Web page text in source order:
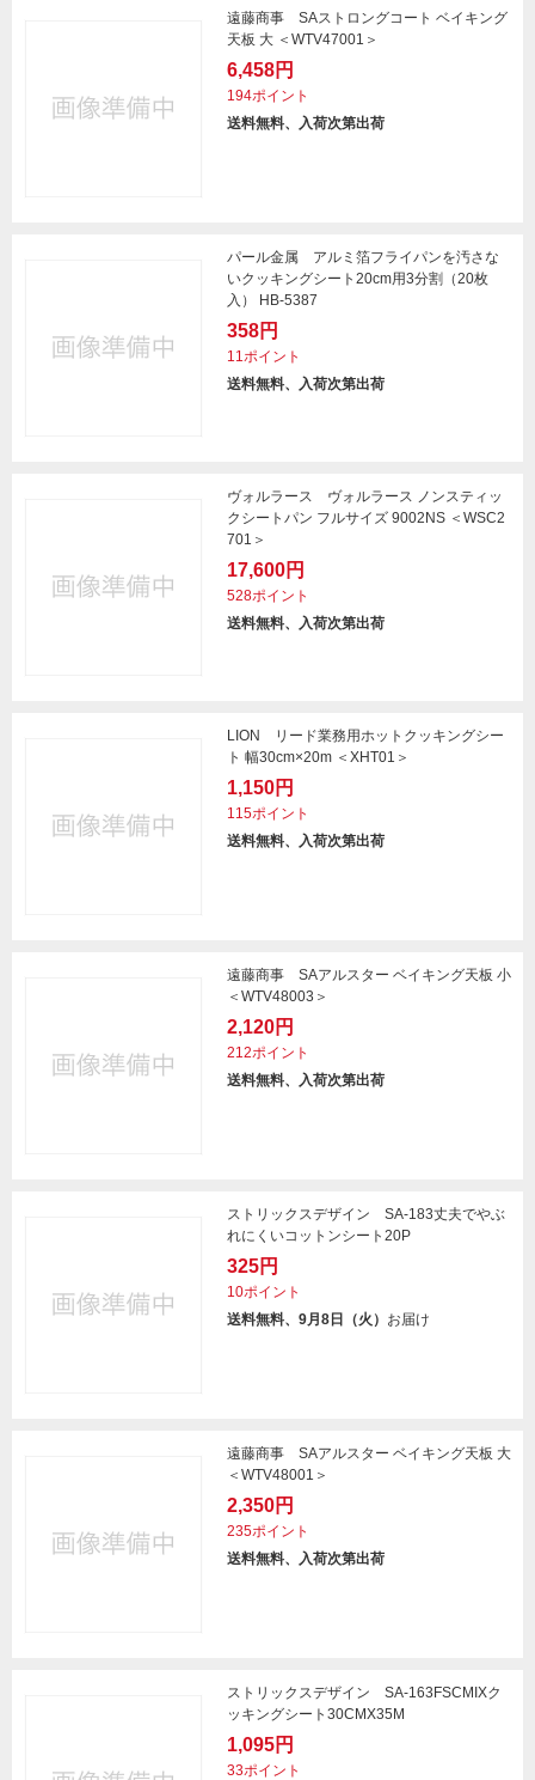
遠藤商事 SAストロングコート ベイキング
天板 大 ＜WTV47001＞
6,458円
194ポイント
送料無料、入荷次第出荷
パール金属 アルミ箔フライパンを汚さな
いクッキングシート20cm用3分割（20枚
入） HB-5387
358円
11ポイント
送料無料、入荷次第出荷
ヴォルラース ヴォルラース ノンスティッ
クシートパン フルサイズ 9002NS ＜WSC2
701＞
17,600円
528ポイント
送料無料、入荷次第出荷
LION リード業務用ホットクッキングシー
ト 幅30cm×20m ＜XHT01＞
1,150円
115ポイント
送料無料、入荷次第出荷
遠藤商事 SAアルスター ベイキング天板 小
＜WTV48003＞
2,120円
212ポイント
送料無料、入荷次第出荷
ストリックスデザイン SA-183丈夫でやぶ
れにくいコットンシート20P
325円
10ポイント
送料無料、9月8日（火） お届け
遠藤商事 SAアルスター ベイキング天板 大
＜WTV48001＞
2,350円
235ポイント
送料無料、入荷次第出荷
ストリックスデザイン SA-163FSCMIXク
ッキングシート30CMX35M
1,095円
33ポイント